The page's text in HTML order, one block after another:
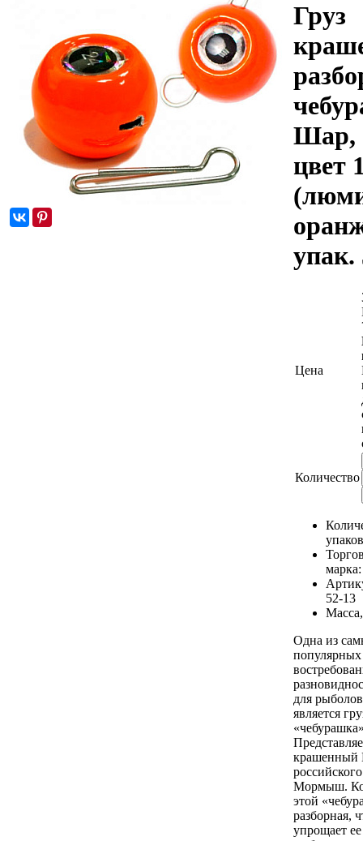
Груз
Шар,
цвет
Цена
Количество
52-13
Одна из
для
является
крашенный
Мормыш.
этой
разборная,
упрощает